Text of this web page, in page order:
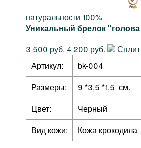
натуральности 100%
Уникальный брелок
3 500 руб. 4 200 руб.
Артикул:
bk-004
Размеры:
9 *3,5 *1,5 см.
Цвет:
Черный
Вид кожи:
Кожа крокодила